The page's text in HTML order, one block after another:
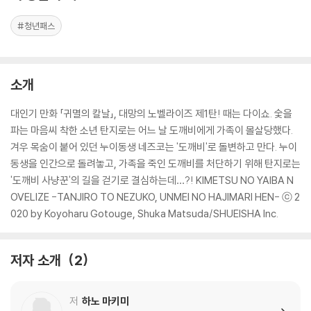
#청년패스
소개
대인기 만화 「귀멸의 칼날」, 대망의 노벨라이즈 제1탄! 때는 다이쇼. 숯을
파는 마음씨 착한 소년 탄지로는 어느 날 도깨비에게 가족이 몰살당했다.
겨우 목숨이 붙어 있던 누이동생 네즈코는 '도깨비'로 돌변하고 만다. 누이
동생을 인간으로 돌려놓고, 가족을 죽인 도깨비를 처단하기 위해 탄지로는
'도깨비 사냥꾼'의 길을 걷기로 결심하는데…?! KIMETSU NO YAIBA N
OVELIZE -TANJIRO TO NEZUKO, UNMEI NO HAJIMARI HEN- ⓒ 2
020 by Koyoharu Gotouge, Shuka Matsuda/SHUEISHA Inc.
저자 소개 2
저 하노 마키미